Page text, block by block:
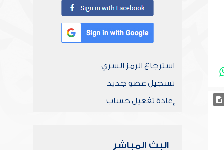
استرجاع الرمز السري
تسجيل عضو جديد
إعادة تفعيل حساب
البث المباشر